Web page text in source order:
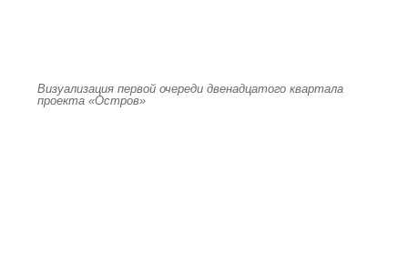
Визуализация первой очереди двенадцатого квартала
проекта «Остров»